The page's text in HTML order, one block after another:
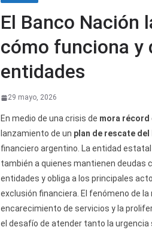
El Banco Nación
cómo funciona y
entidades
29 mayo, 2026
En medio de una crisis de mora récord
lanzamiento de un plan de rescate del
financiero argentino. La entidad
también a quienes mantienen deudas
entidades y obliga a los principales
exclusión financiera. El fenómeno de
encarecimiento de servicios y la
el desafío de atender tanto la